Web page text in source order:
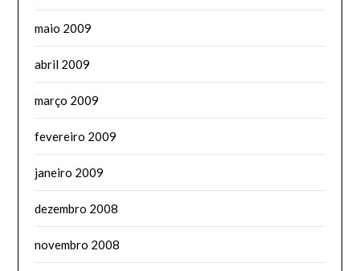
maio 2009
abril 2009
março 2009
fevereiro 2009
janeiro 2009
dezembro 2008
novembro 2008